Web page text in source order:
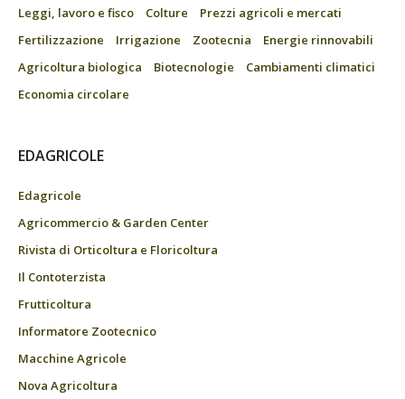
Leggi, lavoro e fisco
Colture
Prezzi agricoli e mercati
Fertilizzazione
Irrigazione Zootecnia
Energie rinnovabili
Agricoltura biologica
Biotecnologie
Cambiamenti climatici
Economia circolare
EDAGRICOLE
Edagricole
Agricommercio & Garden Center
Rivista di Orticoltura e Floricoltura
Il Contoterzista
Frutticoltura
Informatore Zootecnico
Macchine Agricole
Nova Agricoltura